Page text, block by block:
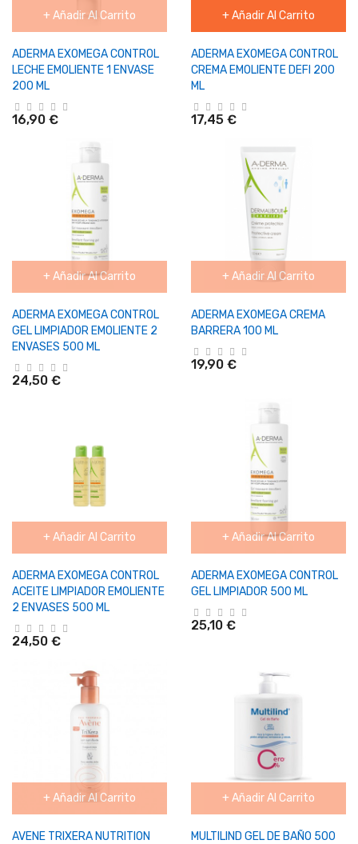
+ Añadir Al Carrito
ADERMA EXOMEGA CONTROL
LECHE EMOLIENTE 1 ENVASE
200 ML
16,90 €
+ Añadir Al Carrito
ADERMA EXOMEGA CONTROL
CREMA EMOLIENTE DEFI 200
ML
17,45 €
+ Añadir Al Carrito
ADERMA EXOMEGA CONTROL
GEL LIMPIADOR EMOLIENTE 2
ENVASES 500 ML
24,50 €
+ Añadir Al Carrito
ADERMA EXOMEGA CREMA
BARRERA 100 ML
19,90 €
+ Añadir Al Carrito
ADERMA EXOMEGA CONTROL
ACEITE LIMPIADOR EMOLIENTE
2 ENVASES 500 ML
24,50 €
+ Añadir Al Carrito
ADERMA EXOMEGA CONTROL
GEL LIMPIADOR 500 ML
25,10 €
+ Añadir Al Carrito
AVENE TRIXERA NUTRITION
+ Añadir Al Carrito
MULTILIND GEL DE BAÑO 500